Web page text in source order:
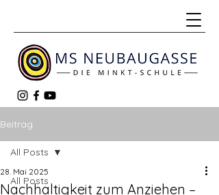
Beitrag
All Posts
All Posts
Nachhaltigkeit zum Anziehen –
28. Mai 2025